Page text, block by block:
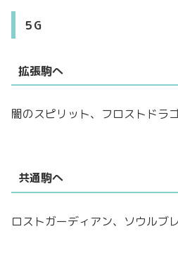
５G
拡張駒へ
闇のスピリット、フロストドラ
共通駒へ
ロストガーディアン、ソウルブ